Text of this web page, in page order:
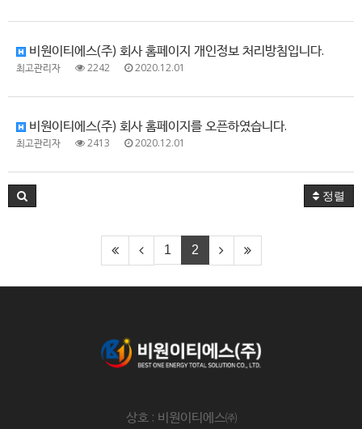
비원이티에스(주) 회사 홈페이지 개인정보 처리방침입니다.
최고관리자 2242 2020.12.01
비원이티에스(주) 회사 홈페이지를 오픈하였습니다.
최고관리자 2413 2020.12.01
정렬
1 2
상호 : 비원이티에스㈜